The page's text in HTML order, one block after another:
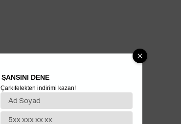
ŞANSINI DENE
Çarkıfelekten indirimi kazan!